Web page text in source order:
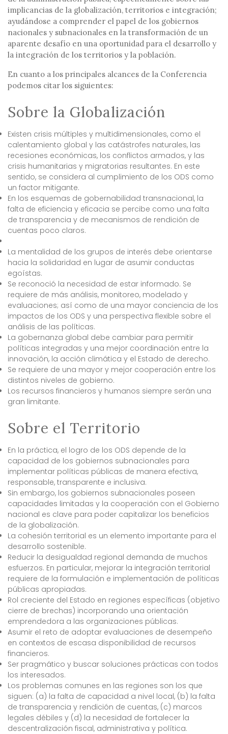
implicancias de la globalización, territorios e integración;
ayudándose a comprender el papel de los gobiernos
nacionales y subnacionales en la transformación de un
aparente desafío en una oportunidad para el desarrollo y
la integración de los territorios y la población.
En cuanto a los principales alcances de la Conferencia
podemos citar los siguientes:
Sobre la Globalización
Existen crisis múltiples y multidimensionales, como el
calentamiento global y las catástrofes naturales, las
recesiones económicas, los conflictos armados, y las
crisis humanitarias y migratorias resultantes. En este
sentido, se considera al cumplimiento de los ODS como
un factor mitigante.
En los esquemas de gobernabilidad transnacional, la
falta de eficiencia y eficacia se percibe como una falta
de transparencia y de mecanismos de rendición de
cuentas poco claros.
La mentalidad de los grupos de interés debe orientarse
hacia la solidaridad en lugar de asumir conductas
egoístas.
Se reconoció la necesidad de estar informado. Se
requiere de más análisis, monitoreo, modelado y
evaluaciones; así como de una mayor conciencia de los
impactos de los ODS y una perspectiva flexible sobre el
análisis de las políticas.
La gobernanza global debe cambiar para permitir
políticas integradas y una mejor coordinación entre la
innovación, la acción climática y el Estado de derecho.
Se requiere de una mayor y mejor cooperación entre los
distintos niveles de gobierno.
Los recursos financieros y humanos siempre serán una
gran limitante.
Sobre el Territorio
En la práctica, el logro de los ODS depende de la
capacidad de los gobiernos subnacionales para
implementar políticas públicas de manera efectiva,
responsable, transparente e inclusiva.
Sin embargo, los gobiernos subnacionales poseen
capacidades limitadas y la cooperación con el Gobierno
nacional es clave para poder capitalizar los beneficios
de la globalización.
La cohesión territorial es un elemento importante para el
desarrollo sostenible.
Reducir la desigualdad regional demanda de muchos
esfuerzos. En particular, mejorar la integración territorial
requiere de la formulación e implementación de políticas
públicas apropiadas.
Rol creciente del Estado en regiones específicas (objetivo
cierre de brechas) incorporando una orientación
emprendedora a las organizaciones públicas.
Asumir el reto de adoptar evaluaciones de desempeño
en contextos de escasa disponibilidad de recursos
financieros.
Ser pragmático y buscar soluciones prácticas con todos
los interesados.
Los problemas comunes en las regiones son los que
siguen: (a) la falta de capacidad a nivel local, (b) la falta
de transparencia y rendición de cuentas, (c) marcos
legales débiles y (d) la necesidad de fortalecer la
descentralización fiscal, administrativa y política.